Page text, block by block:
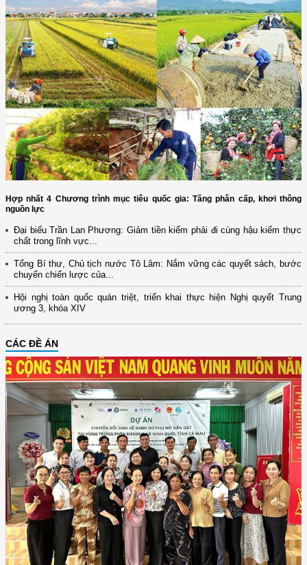
Hợp nhất 4 Chương trình mục tiêu quốc gia: Tăng phân cấp, khơi thông
nguồn lực
Đại biểu Trần Lan Phương: Giảm tiền kiểm phải đi cùng hậu kiểm thực
chất trong lĩnh vực...
Tổng Bí thư, Chủ tịch nước Tô Lâm: Nắm vững các quyết sách, bước
chuyển chiến lược của...
Hội nghị toàn quốc quán triệt, triển khai thực hiện Nghị quyết Trung
ương 3, khóa XIV
CÁC ĐỀ ÁN